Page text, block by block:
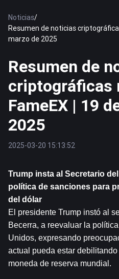
Noticias/
Resumen de noticias
marzo de 2025
Resumen de
criptográficas
FameEX | 19
2025
2025-03-20 15:13:52
Trump insta al Secretario
política de sanciones para
del dólar
El presidente Trump instó al
Becerra, a reevaluar la
Unidos, expresando
actual pueda estar
moneda de reserva mundial.